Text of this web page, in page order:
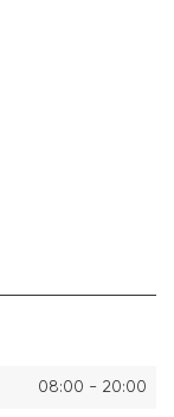
08:00 - 20:00